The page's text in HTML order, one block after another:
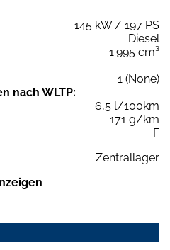
145 kW / 197 PS
Diesel
1.995 cm³
1 (None)
nach WLTP:
6,5 l/100km
171 g/km
F
Zentrallager